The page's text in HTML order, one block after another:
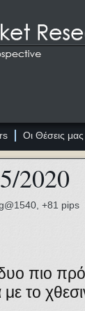
Οι Θέσεις μας
2020
+81 pips
πιο
το